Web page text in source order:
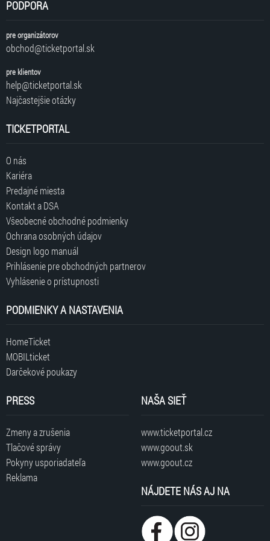
PODPORA
pre organizátorov
obchod@ticketportal.sk
pre klientov
help@ticketportal.sk
Najčastejšie otázky
TICKETPORTAL
O nás
Kariéra
Predajné miesta
Kontakt a DSA
Všeobecné obchodné podmienky
Ochrana osobných údajov
Design logo manuál
Prihlásenie pre obchodných partnerov
Vyhlásenie o prístupnosti
PODMIENKY A NASTAVENIA
HomeTicket
MOBILticket
Darčekové poukazy
PRESS
Zmeny a zrušenia
Tlačové správy
Pokyny usporiadateľa
Reklama
NAŠA SIEŤ
www.ticketportal.cz
www.goout.sk
www.goout.cz
NÁJDETE NÁS AJ NA